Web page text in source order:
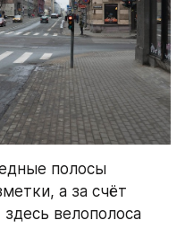
полосы
а за счёт
велополоса